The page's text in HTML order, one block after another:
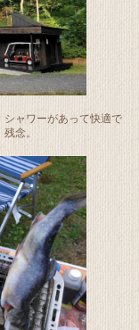
ャワーがあって快適で
念。